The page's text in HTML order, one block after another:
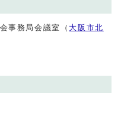
事務局会議室（ 大阪市北